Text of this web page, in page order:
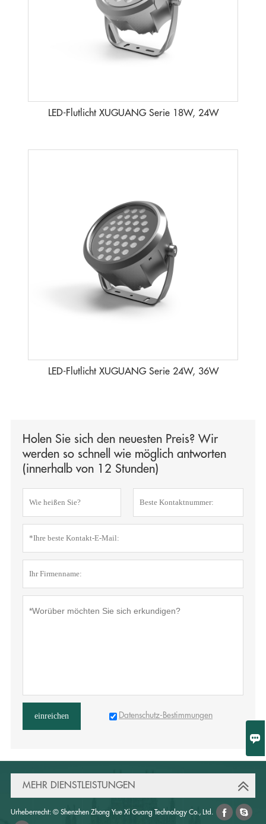

LED-Flutlicht XUGUANG Serie 18W, 24W
LED-Flutlicht XUGUANG Serie 24W, 36W
Holen Sie sich den neuesten Preis? Wir
werden so schnell wie möglich antworten
(innerhalb von 12 Stunden)
einreichen Datenschutz-Bestimmungen
MEHR DIENSTLEISTUNGEN
Urheberrecht: © Shenzhen Zhong Yue Xi Guang Technology Co., Ltd.  